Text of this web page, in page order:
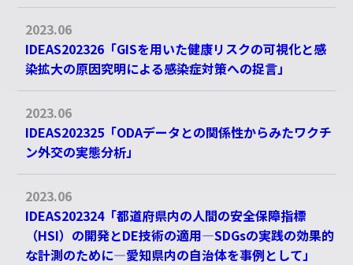
への応用
特定課題研究
カテゴリ2：問題複合体の具体的事例への取り
2-1 : 防災・減災情報のデジタルアースへ
2-2 : 環境、エネルギー情報のデジタルア
ースへの投入と利用サービス
2-3 : SDGs指標に関する情報のデジタルア
ースへの投入と利用サービス
2023.06
IDEAS202326「GISを用いた健康リスクの可視化と感
染拡大の原因究明による感染症対策への捉言」
2023.06
IDEAS202325「ODAデータとの関係性からみたワクチ
ン外交の実態分析」
2023.06
IDEAS202324「都道府県内の人間の安全保障指標
（HSI）の開発とDE技術の適用―SDGsの実践の効果的
な計測のために―愛知県内の自治体を事例として」